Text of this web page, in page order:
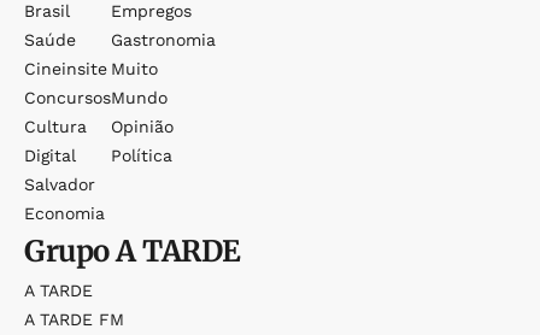
Brasil
Saúde
Cineinsite
Concursos
Cultura
Digital
Salvador
Economia
Empregos
Gastronomia
Muito
Mundo
Opinião
Política
GrupoA TARDE
A TARDE
A TARDE FM